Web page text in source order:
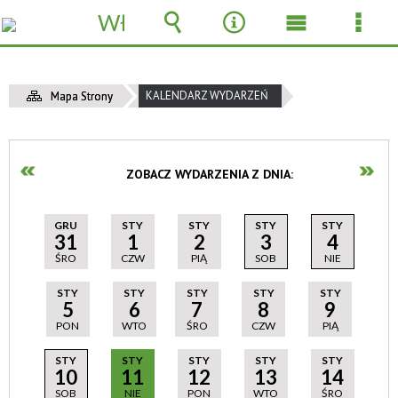
Mapa Strony KALENDARZ WYDARZEŃ
ZOBACZ WYDARZENIA Z DNIA:
GRU
31
ŚRO
STY
1
CZW
STY
2
PIĄ
STY
3
SOB
STY
4
NIE
STY
5
PON
STY
6
WTO
STY
7
ŚRO
STY
8
CZW
STY
9
PIĄ
STY
10
SOB
STY
11
NIE
STY
12
PON
STY
13
WTO
STY
14
ŚRO
Włącz
powiadomienia
Wyszukiwarka
Narzędzia
Menu